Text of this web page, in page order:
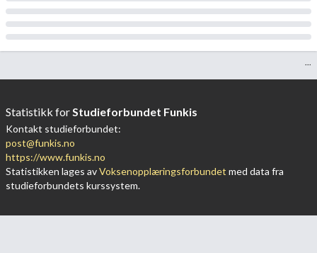
Statistikk for Studieforbundet Funkis
Kontakt studieforbundet:
post@funkis.no
https://www.funkis.no
Statistikken lages avVoksenopplæringsforbundet med data fra
studieforbundets kurssystem.